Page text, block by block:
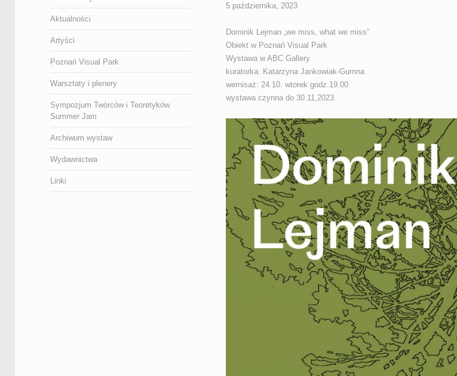
5 października, 2023
Dominik Lejman „we miss, what we miss”
Obiekt w Poznań Visual Park
Wystawa w ABC Gallery
kuratorka: Katarzyna Jankowiak-Gumna
wernisaż: 24.10. wtorek godz.19.00
wystawa czynna do 30.11,2023
Aktualności
Artyści
Poznań Visual Park
Warsztaty i plenery
Sympozjum Twórców i Teoretyków
Summer Jam
Archiwum wystaw
Wydawnictwa
Linki